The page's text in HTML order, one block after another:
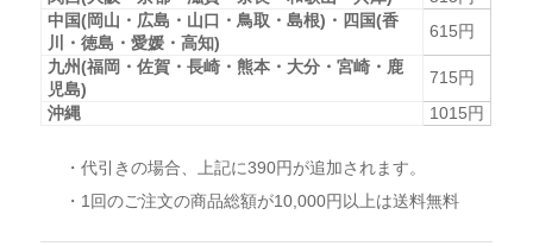
中国(岡山・広島・山口・鳥取・島根)・四国(香
川・徳島・愛媛・高知)
615円
九州(福岡・佐賀・長崎・熊本・大分・宮崎・鹿
児島)
715円
沖縄
1015円
・代引きの場合、上記に390円が追加されます。
・1回のご注文の商品総額が10,000円以上は送料無料